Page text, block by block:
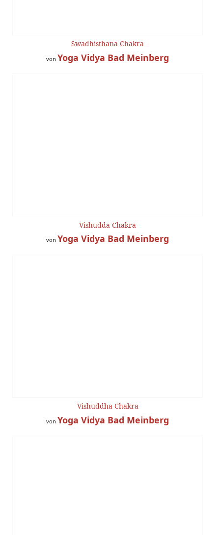
Swadhisthana Chakra
von Yoga Vidya Bad Meinberg
Vishudda Chakra
von Yoga Vidya Bad Meinberg
Vishuddha Chakra
von Yoga Vidya Bad Meinberg